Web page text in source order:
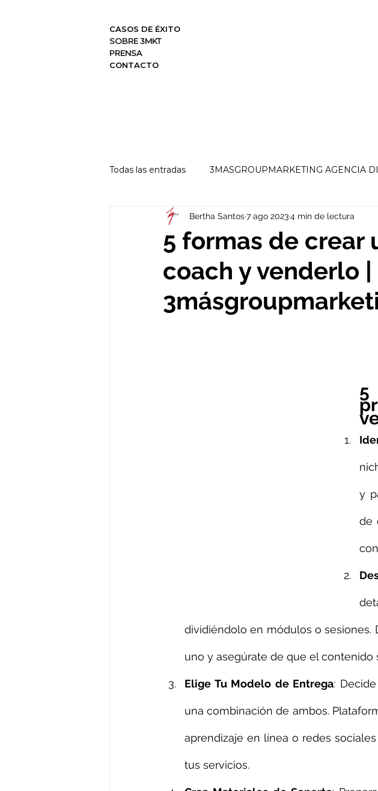
CASOS DE ÉXITO
SOBRE 3MKT
PRENSA
CONTACTO
Todas las entradas 3MASGROUPMARKETING AGENCIA
HACKIEMOS TUS VENTAS CoolMunitty
5 formas de crear
coach y venderlo |
Bertha Santos7 ago 20234 min de lectura
y
de
dividiéndolo en módulos o sesiones.
uno y asegúrate de que el contenido
Elige Tu Modelo de Entrega:
una combinación de ambos.
aprendizaje en línea o redes
tus servicios.